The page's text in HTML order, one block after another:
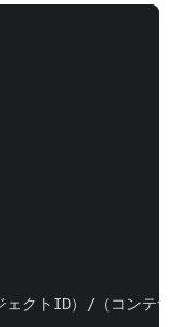
クトID）/（コンテナ